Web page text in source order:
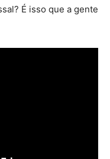
É isso que a gente